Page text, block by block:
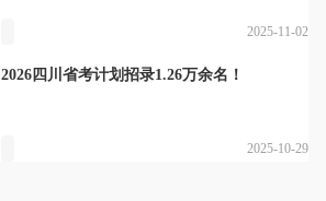
2025-11-02
2026四川省考计划招录1.26万余名！
2025-10-29